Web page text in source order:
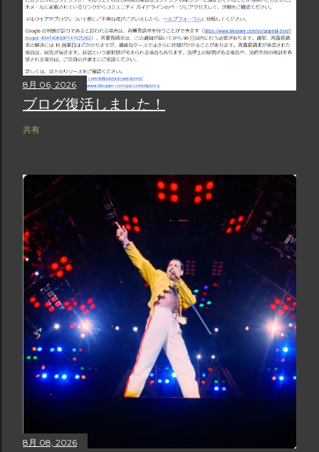
8月 06, 2026
ブログ復活しました！
共有
8月 08, 2026